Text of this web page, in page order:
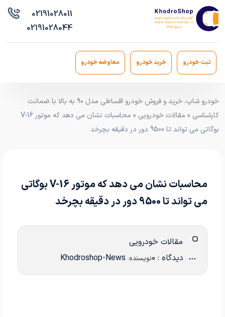
02191028011
02191028044
ثبت خودرو خرید خودرو معاوضه خودرو
خودرو شاپ، خرید و فروش خودرو اقساطی مدل ۹۰ به بالا با ضمانت
کارشناسی » مقالات خودرویی
» محاسبات نشان می دهد که موتور V-16
بوگاتی می تواند تا 9500 دور در دقیقه بچرخد
محاسبات نشان می دهد که موتور V-16 بوگاتی
می تواند تا 9500 دور در دقیقه بچرخد
مقالات خودرویی
دیدگاه : 0 نویسنده: Khodroshop-News